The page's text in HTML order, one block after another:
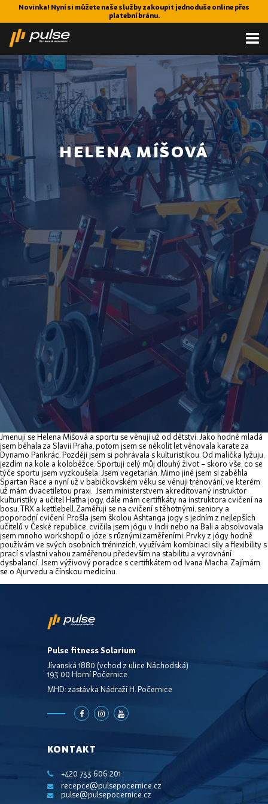
Novinka! Nyní si můžete naše služby zakoupit jednoduše online přes
platební bránu.
HELENA MÍŠOVÁ
Jmenuji se Helena Míšová a sportu se věnuji už od dětství. Jako hodně mladá
jsem běhala za Slavii Praha, potom jsem se několit let věnovala karate za
Dynamo Pankrác. Později jsem si pohrávala s kulturistikou. Od malička lyžuju,
jezdím na kole a koloběžce. Sportuji celý můj dlouhý život – skoro vše, co se
týče sportu jsem vyzkoušela. Jsem vegetarián. Mimo jiné jsem si zaběhla
Spartan Race a nyní už v babičkovském věku se věnuji trénování, ve kterém
už mám dvacetiletou praxi. Jsem ministerstvem akreditovaný instruktor
kulturistiky a učitel Hatha jogy, dále mám certifikáty na instruktora cvičení na
bosu, TRX a kettlebell. Zaměřuji se na cvičení s těhotnými, seniory a
poporodní cvičení. Prošla jsem školou Ashtanga jogy s jedním z nejlepších
učitelů v České republice, cvičila jsem jógu v Indii nebo na Bali a absolvovala
jsem mnoho workshopů o józe s různými zaměřeními. Prvky z jógy hodně
používám ve svých osobních tréninzích, využívám kombinaci síly a flexibility s
prací s vlastní vahou zaměřenou především na stabilitu a vyrovnání
dysbalancí. Jsem výživový poradce s certifikátem od Ivana Macha. Zajímám
se o Ajurvedu a čínskou medicínu.
Pulse fitness Solarium
Jívanská 1880 (vchod z ulice Náchodská)
193 00 Horní Počernice
MHD: zastávka Nádraží H. Počernice
KONTAKT
+420 733 606 201
recepce@pulsepocernice.cz
pulse@pulsepocernice.cz